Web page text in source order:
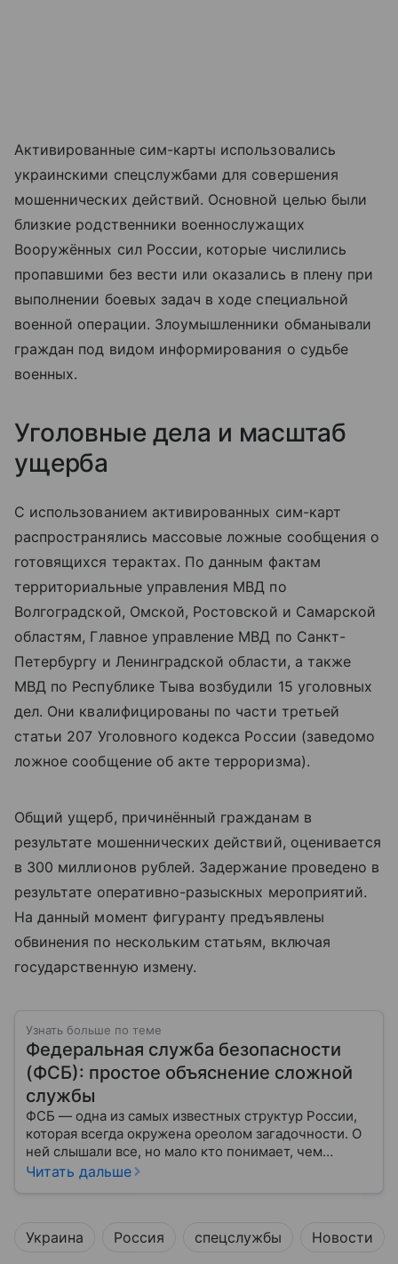
Активированные сим-карты использовались
украинскими спецслужбами для совершения
мошеннических действий. Основной целью были
близкие родственники военнослужащих
Вооружённых сил России, которые числились
пропавшими без вести или оказались в плену при
выполнении боевых задач в ходе специальной
военной операции. Злоумышленники обманывали
граждан под видом информирования о судьбе
военных.
Уголовные дела и масштаб
ущерба
С использованием активированных сим-карт
распространялись массовые ложные сообщения о
готовящихся терактах. По данным фактам
территориальные управления МВД по
Волгоградской, Омской, Ростовской и Самарской
областям, Главное управление МВД по Санкт-
Петербургу и Ленинградской области, а также
МВД по Республике Тыва возбудили 15 уголовных
дел. Они квалифицированы по части третьей
статьи 207 Уголовного кодекса России (заведомо
ложное сообщение об акте терроризма).
Общий ущерб, причинённый гражданам в
результате мошеннических действий, оценивается
в 300 миллионов рублей. Задержание проведено в
результате оперативно-разыскных мероприятий.
На данный момент фигуранту предъявлены
обвинения по нескольким статьям, включая
государственную измену.
Узнать больше по теме
Федеральная служба безопасности
(ФСБ): простое объяснение сложной
службы
ФСБ — одна из самых известных структур России,
которая всегда окружена ореолом загадочности. О
ней слышали все, но мало кто понимает, чем
именно занимается Федеральная служба
Читать дальше
Украина Россия спецслужбы Новости